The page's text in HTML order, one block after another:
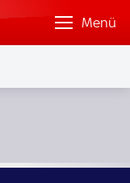
Menü